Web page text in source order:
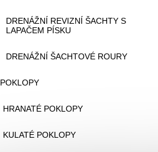
DRENÁŽNÍ REVIZNÍ ŠACHTY S
LAPAČEM PÍSKU
DRENÁŽNÍ ŠACHTOVÉ ROURY
POKLOPY
HRANATÉ POKLOPY
KULATÉ POKLOPY